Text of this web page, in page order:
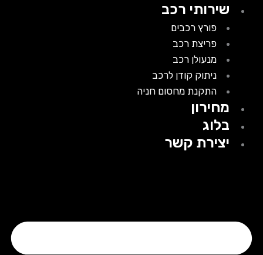
שירותי רכב
פורץ רכבים
פריצת רכב
מנעולן רכב
ניתוק קודן לרכב
התקנת מחסום חניה
מחירון
בלוג
יצירת קשר